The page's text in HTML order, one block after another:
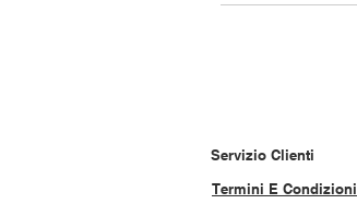
Servizio Clienti
Termini E Condizioni